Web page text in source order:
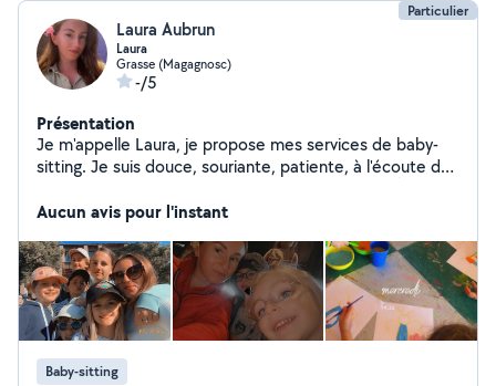
Particulier
Laura Aubrun
Laura
Grasse (Magagnosc)
-/5
Présentation
Je m'appelle Laura, je propose mes services de baby-
sitting. Je suis douce, souriante, patiente, à l'écoute des
27 ans et diplômée du BAFA depuis l'année 2018
Je suis véhiculée et disponible tous les jours y compris
le mercredi Je m'adapte à vos besoins, pour des gardes
ponctuelles, longues durées, soirées ou week-end, la
nuit et le jour Activités manuelles, jeux
d'intérieur/exterieur, sorties au parc
Aucun avis pour l'instant
Baby-sitting